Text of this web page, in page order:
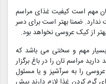
مهم است کیفیت غذای مراسم
ضمنا بهتر است برای دسر
از کیک عروسی نخواهد بود.
مهم و سختی می باشد که
مراسم تان را در باغ برگزار
را به سرآشپز و یا مسئول